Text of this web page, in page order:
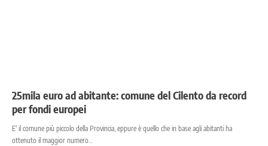
25mila euro ad abitante: comune del Cilento da record
per fondi europei
E' il comune più piccolo della Provincia, eppure è quello che in base agli abitanti ha
ottenuto il maggior numero…